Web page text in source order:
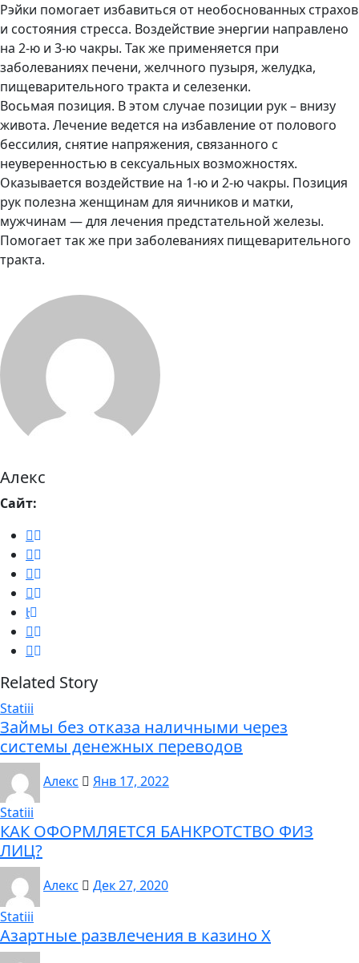
Рэйки помогает избавиться от необоснованных страхов
и состояния стресса. Воздействие энергии направлено
на 2-ю и 3-ю чакры. Так же применяется при
заболеваниях печени, желчного пузыря, желудка,
пищеварительного тракта и селезенки.
Восьмая позиция. В этом случае позиции рук – внизу
живота. Лечение ведется на избавление от полового
бессилия, снятие напряжения, связанного с
неуверенностью в сексуальных возможностях.
Оказывается воздействие на 1-ю и 2-ю чакры. Позиция
рук полезна женщинам для яичников и матки,
мужчинам — для лечения предстательной железы.
Помогает так же при заболеваниях пищеварительного
тракта.
Алекс
Сайт:
Related Story
Statiii
Займы без отказа наличными через
системы денежных переводов
Алекс
Янв 17, 2022
Statiii
КАК ОФОРМЛЯЕТСЯ БАНКРОТСТВО ФИЗ
ЛИЦ?
Алекс
Дек 27, 2020
Statiii
Азартные развлечения в казино Х